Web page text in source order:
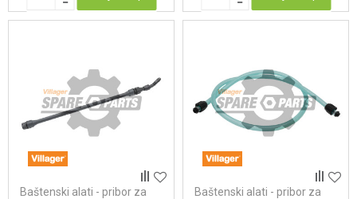
Baštenski alati - pribor za
Baštenski alati - pribor za